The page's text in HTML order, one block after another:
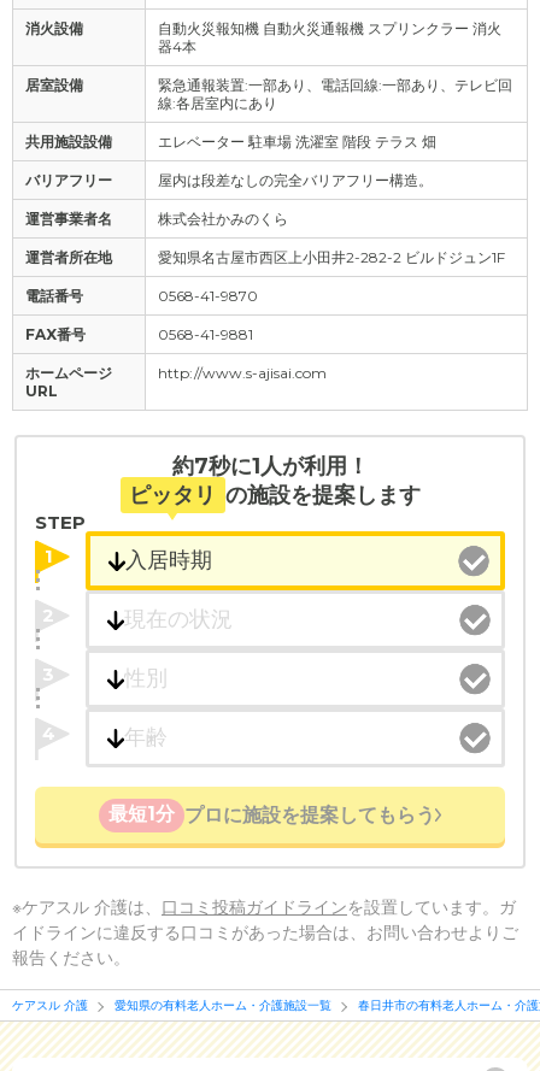
消火設備
自動火災報知機 自動火災通報機 スプリンクラー 消火
器4本
居室設備
緊急通報装置:一部あり、電話回線:一部あり、テレビ回
線:各居室内にあり
共用施設設備 エレベーター 駐車場 洗濯室 階段 テラス 畑
バリアフリー 屋内は段差なしの完全バリアフリー構造。
運営事業者名 株式会社かみのくら
運営者所在地 愛知県名古屋市西区上小田井2-282-2 ビルドジュン1F
電話番号 0568-41-9870
FAX番号 0568-41-9881
ホームページ
URL
http://www.s-ajisai.com
約7秒に1人が利用！
ピッタリ の施設を提案します
STEP
1
2
3
4
最短1分 プロに施設を提案してもらう
※ケアスル 介護は、 口コミ投稿ガイドラインを設置しています。ガ
イドラインに違反する口コミがあった場合は、お問い合わせよりご
報告ください。
ケアスル 介護 愛知県の有料老人ホーム・介護施設一覧 春日井市の有料老人ホーム・介